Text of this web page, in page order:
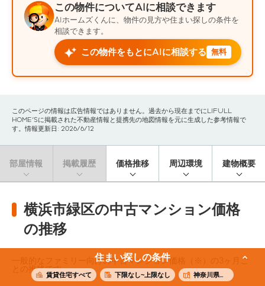
住まい探しの条件
賃貸住宅すべて 下限なし~上限なし 神奈川県横浜市緑区
この物件についてAIに相談できます
AIホームズくんに、物件の見方や住まい探しの条件を
相談できます。
この物件をもとにAIに相談する 無料
このページの情報は広告情報ではありません。過去から現在までにLIFULL
HOME'Sに掲載された不動産情報と提携先の地図情報を元に生成した参考情報で
す。情報更新日: 2026/6/12
部屋情報 掲載履歴 価格推移 周辺環境 建物概要
横浜市緑区の中古マンション価格
の推移
一般的なファミリー向けの中古マンション価格（※）の3ヶ月ご
との推移です。